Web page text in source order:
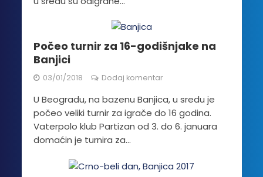
Počeo turnir za 16-godišnjake na
Banjici
03/01/2018 Dodaj komentar
U Beogradu, na bazenu Banjica, u sredu je
počeo veliki turnir za igrače do 16 godina.
Vaterpolo klub Partizan od 3. do 6. januara
domaćin je turnira za...